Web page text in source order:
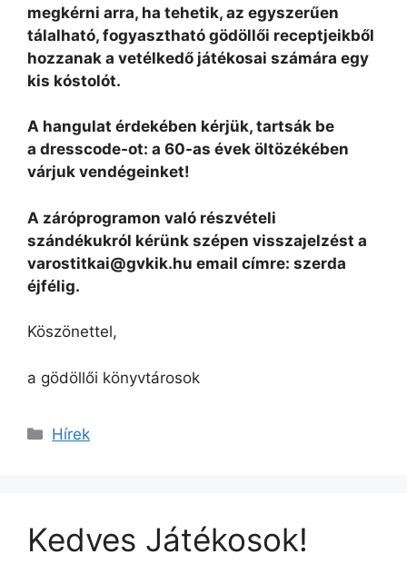
megkérni arra, ha tehetik, az egyszerűen
tálalható, fogyasztható gödöllői receptjeikből
hozzanak a vetélkedő játékosai számára egy
kis kóstolót.
A hangulat érdekében kérjük, tartsák be
a dresscode-ot: a 60-as évek öltözékében
várjuk vendégeinket!
A záróprogramon való részvételi
szándékukról kérünk szépen visszajelzést a
varostitkai@gvkik.hu email címre: szerda
éjfélig.
Köszönettel,
a gödöllői könyvtárosok
Kategória
Hírek
Kedves Játékosok!